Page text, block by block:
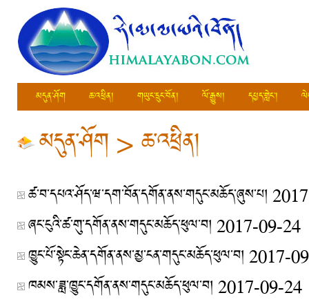
མདུན་ཤོག ཆ་འཕྲིན། གཡུང་དྲུང་བོན། ལོ་རྒྱུས། དཔྱད་གླེང་།
མདུན་ཤོག >ཆ་འཕྲིན།
ཚ་བ་དཔའ་ཤོད་ཝ་དག་བོན་དགོན་ནས་གདུང་མཆོད་ཞུས་པ།
ཞང་ངུའི་ཚ་གུ་དགོན་ནས་གདུང་མཆོད་ཕུལ་བ། 2017-09-24
ཁྱུང་པོ་སྟེང་ཆེན་དགོན་ནས་མྱ་ངན་གདུང་མཆོད་ཕུལ་བ། 2017-
ཁམས་ཟླ་ཁྱུང་དགོན་ནས་གདུང་མཆོད་ཕུལ་བ། 2017-09-24